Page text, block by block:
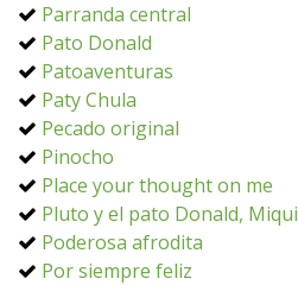
Parranda central
Pato Donald
Patoaventuras
Paty Chula
Pecado original
Pinocho
Place your thought on me
Pluto y el pato Donald, Miqui
Poderosa afrodita
Por siempre feliz